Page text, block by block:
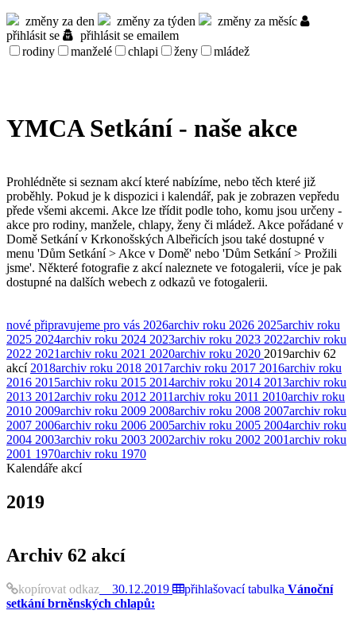
změny za den změny za týden
změny za měsíc
přihlásit se
přihlásit se emailem
rodiny
manželé chlapi ženy mládež
YMCA Setkání - naše akce
Prohlédněte si seznam akcí které nabízíme, nebo těch které již
proběhly. Pokud je k dispozici i kalendář, pak je zobrazen vepředu
přede všemi akcemi. Akce lze třídit podle toho, komu jsou určeny -
akce pro rodiny, manžele, chlapy, ženy či mládež. Akce pořádané v
Domě Setkání v Krkonošských Albeřicích jsou také dostupné v
menu 'Dům Setkání > Akce v Domě' nebo 'Dům Setkání > Prožili
jsme'. Některé fotografie z akcí naleznete ve fotogalerii, více je pak
dostupné na dalších webech z odkazů ve fotogalerii.
nové připravujeme pro vás 2026archiv roku 2026 2025archiv roku
2025 2024archiv roku 2024 2023archiv roku 2023 2022archiv roku
2022 2021archiv roku 2021 2020archiv roku 2020 2019archiv 62
akcí 2018archiv roku 2018 2017archiv roku 2017 2016archiv roku
2016 2015archiv roku 2015 2014archiv roku 2014 2013archiv roku
2013 2012archiv roku 2012 2011archiv roku 2011 2010archiv roku
2010 2009archiv roku 2009 2008archiv roku 2008 2007archiv roku
2007 2006archiv roku 2006 2005archiv roku 2005 2004archiv roku
2004 2003archiv roku 2003 2002archiv roku 2002 2001archiv roku
2001 1970archiv roku 1970
Kalendáře akcí
2019
Archiv 62 akcí
kopírovat odkaz 30.12.2019 přihlašovací tabulka Vánoční
setkání brněnských chlapů: